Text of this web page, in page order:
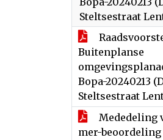
Steltsestraat
Buitenplanse
Bopa-20240213
Steltsestraat
Mededeling
mer-beoordeling